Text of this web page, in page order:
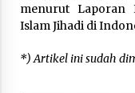
menurut Laporan
Islam Jihadi di
*) Artikel ini sudah